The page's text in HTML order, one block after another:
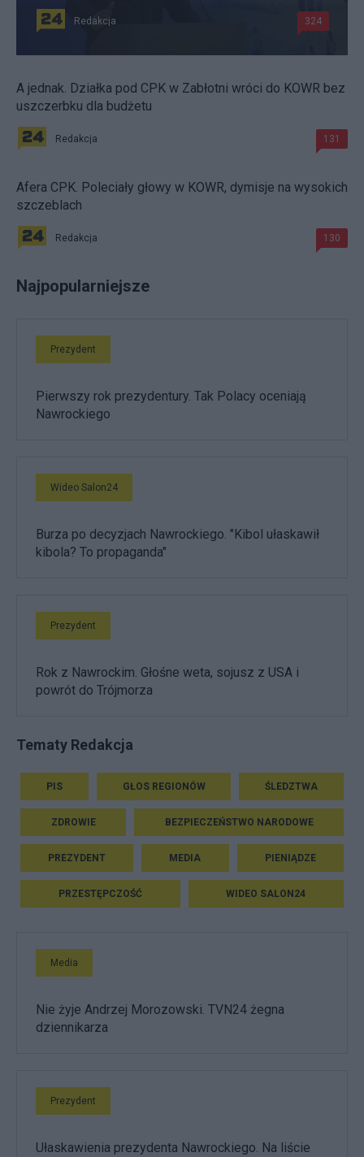
Redakcja 324
A jednak. Działka pod CPK w Zabłotni wróci do KOWR bez
uszczerbku dla budżetu
Redakcja 131
Afera CPK. Poleciały głowy w KOWR, dymisje na wysokich
szczeblach
Redakcja 130
Najpopularniejsze
Prezydent
Pierwszy rok prezydentury. Tak Polacy oceniają
Nawrockiego
Wideo Salon24
Burza po decyzjach Nawrockiego. "Kibol ułaskawił
kibola? To propaganda"
Prezydent
Rok z Nawrockim. Głośne weta, sojusz z USA i
powrót do Trójmorza
Tematy Redakcja
PIS GŁOS REGIONÓW ŚLEDZTWA
ZDROWIE BEZPIECZEŃSTWO NARODOWE
PREZYDENT MEDIA PIENIĄDZE
PRZESTĘPCZOŚĆ WIDEO SALON24
Media
Nie żyje Andrzej Morozowski. TVN24 żegna
dziennikarza
Prezydent
Ułaskawienia prezydenta Nawrockiego. Na liście